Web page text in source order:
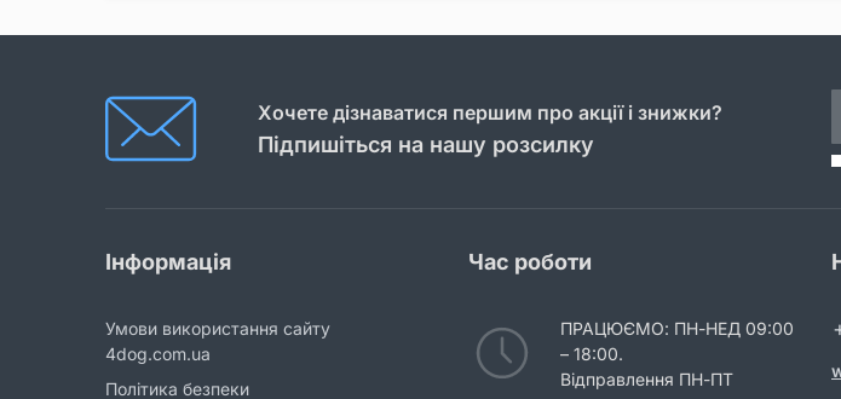
Хочете дізнаватися першим про акції і знижки?
Підпишіться на нашу розсилку
Інформація
Умови використання сайту
4dog.com.ua
Політика безпеки
Час роботи
ПРАЦЮЄМО: ПН-НЕД 09:00
– 18:00.
Відправлення ПН-ПТ